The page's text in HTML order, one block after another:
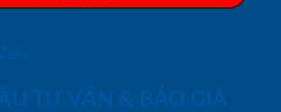
TƯ VẤN & BÁO GIÁ